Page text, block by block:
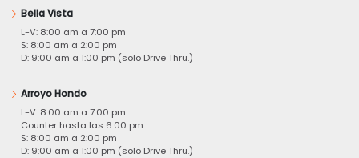
Bella Vista
L-V: 8:00 am a 7:00 pm
S: 8:00 am a 2:00 pm
D: 9:00 am a 1:00 pm (solo Drive Thru.)
Arroyo Hondo
L-V: 8:00 am a 7:00 pm
Counter hasta las 6:00 pm
S: 8:00 am a 2:00 pm
D: 9:00 am a 1:00 pm (solo Drive Thru.)